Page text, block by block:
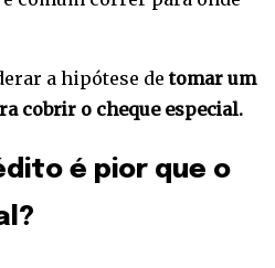
a hipótese detomar um
cobrir o cheque especial.
é pior que o